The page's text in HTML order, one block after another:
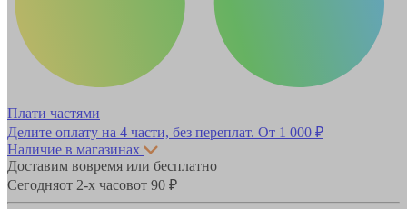
Плати частями
Делите оплату на 4 части, без переплат. От 1 000 ₽
Наличие в магазинах
Доставим вовремя или бесплатно
Сегодняот 2-х часовот 90 ₽